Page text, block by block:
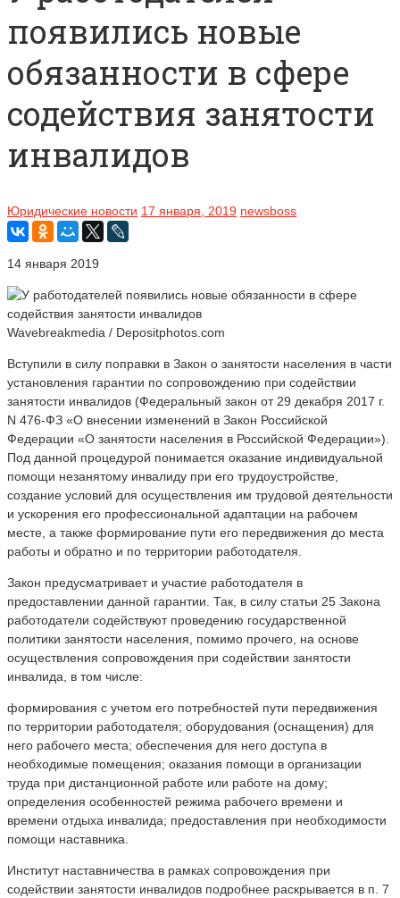
появились новые
обязанности в сфере
содействия занятости
инвалидов
Юридические новости 17 января, 2019 newsboss
14 января 2019
Wavebreakmedia / Depositphotos.com
Вступили в силу поправки в Закон о занятости населения в части
установления гарантии по сопровождению при содействии
занятости инвалидов (Федеральный закон от 29 декабря 2017 г.
N 476-ФЗ «О внесении изменений в Закон Российской
Федерации «О занятости населения в Российской Федерации»).
Под данной процедурой понимается оказание индивидуальной
помощи незанятому инвалиду при его трудоустройстве,
создание условий для осуществления им трудовой деятельности
и ускорения его профессиональной адаптации на рабочем
месте, а также формирование пути его передвижения до места
работы и обратно и по территории работодателя.
Закон предусматривает и участие работодателя в
предоставлении данной гарантии. Так, в силу статьи 25 Закона
работодатели содействуют проведению государственной
политики занятости населения, помимо прочего, на основе
осуществления сопровождения при содействии занятости
инвалида, в том числе:
формирования с учетом его потребностей пути передвижения
по территории работодателя; оборудования (оснащения) для
него рабочего места; обеспечения для него доступа в
необходимые помещения; оказания помощи в организации
труда при дистанционной работе или работе на дому;
определения особенностей режима рабочего времени и
времени отдыха инвалида; предоставления при необходимости
помощи наставника.
Институт наставничества в рамках сопровождения при
содействии занятости инвалидов подробнее раскрывается в п. 7